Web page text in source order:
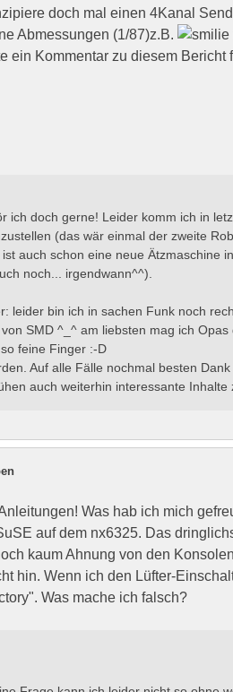
doch mal einen 4Kanal
Abmessungen (1/87)z.B.
ein Kommentar zu diesem Bericht
ich doch gerne! Leider komm ich in
(das wär einmal der zweite
auch schon eine neue Ätzmaschine
noch... irgendwann^^).
leider bin ich in sachen Funk noch
SMD ^_^ am liebsten mag ich Opas
feine Finger :-D
Auf alle Fälle nochmal besten Dank
auch weiterhin interessante Inhalte
Was hab ich mich
auf dem nx6325. Das
kaum Ahnung von den
hin. Wenn ich den Lüfter-
Was mache ich falsch?